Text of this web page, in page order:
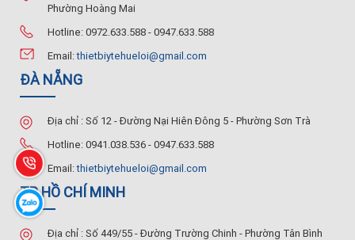
Phường Hoàng Mai
Hotline: 0972.633.588 - 0947.633.588
Email:thietbiytehueloi@gmail.com
ĐÀ NẴNG
Địa chỉ : Số 12 - Đường Nại Hiên Đông 5 - Phường Sơn Trà
Hotline: 0941.038.536 - 0947.633.588
Email:thietbiytehueloi@gmail.com
TP HỒ CHÍ MINH
Địa chỉ : Số 449/55 - Đường Trường Chinh - Phường Tân Bình